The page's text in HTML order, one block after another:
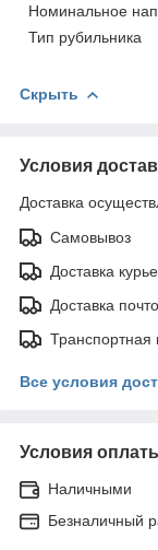
Номинальное
Тип рубильника
Скрыть
Условия
Доставка
Самовывоз
Доставка
Доставка
Транспортная
Все условия
Условия
Наличными
Безналичный